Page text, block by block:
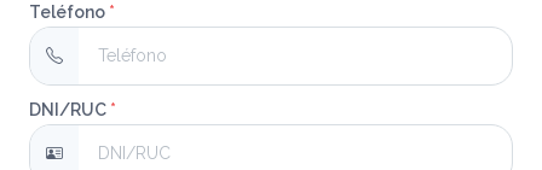
Teléfono *
DNI/RUC *